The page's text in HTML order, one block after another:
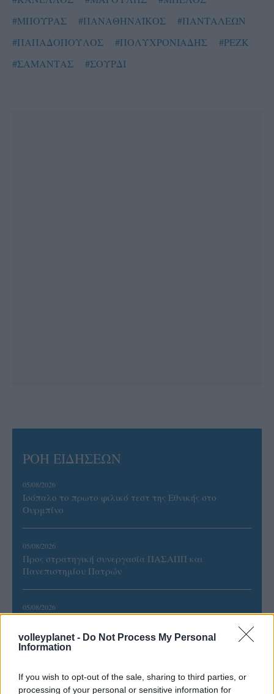
volleyplanet - Do Not Process My Personal
Information
If you wish to opt-out of the sale, sharing to third parties, or
processing of your personal or sensitive information for
#ΜΠΟΥΡΑΣ
#ΠΑΝΑΘΗΝΑΪΚΟΣ
#ΠΑΝΤΑΛΕΩΝ
#ΠΑΠΑΔΟΠΟΥΛΟΣ
#ΠΟΛΥΧΡΟΝΙΑΔΗΣ
#ΡΕΖΚ
#ΣΑΜΑΝΤΑΣ
#ΣΟΥΡΔΙ
ΡΟΗ ΕΙΔΗΣΕΩΝ
05/08/2026
Ισόπαλο το πρωτο φιλικό τεστ της Εθνικής στο
Ουρμπίνο
05/08/2026
Προς στρατηγική συνεργασία ΠΑΣΑΠΠ και
Πανεπιστημίου Πατρών
05/08/2026
εδάφους με Σουηδία
Η Καλαπόδα, «μία φίλη απ’ τα παλιά», ορθώνει το